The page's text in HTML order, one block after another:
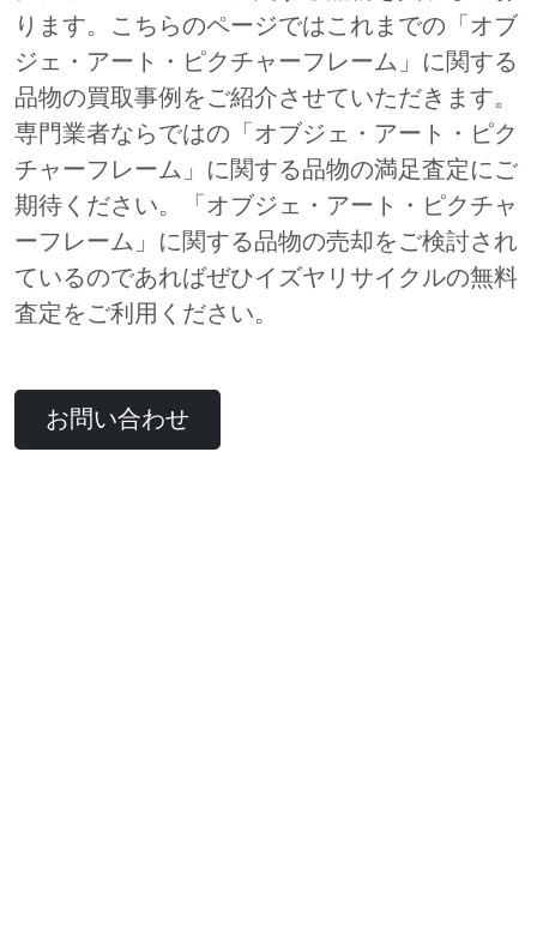
ります。こちらのページではこれまでの「オブ
ジェ・アート・ピクチャーフレーム」に関する
品物の買取事例をご紹介させていただきます。
専門業者ならではの「オブジェ・アート・ピク
チャーフレーム」に関する品物の満足査定にご
期待ください。「オブジェ・アート・ピクチャ
ーフレーム」に関する品物の売却をご検討され
ているのであればぜひイズヤリサイクルの無料
査定をご利用ください。
お問い合わせ